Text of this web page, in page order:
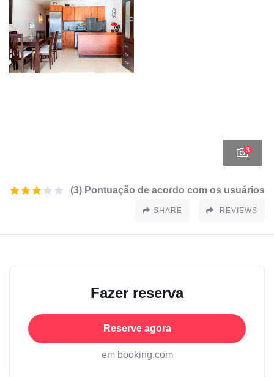
3
(3) Pontuação de acordo com os usuários
SHARE REVIEWS
Fazer reserva
Reserve agora
em booking.com